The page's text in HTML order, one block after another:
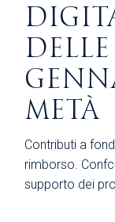
METÀ
Contributi a
rimborso.
supporto dei